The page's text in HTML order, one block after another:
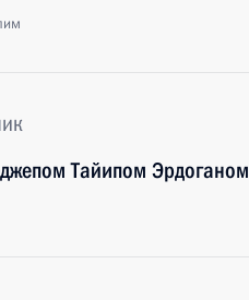
Тайипом Эрдоганом